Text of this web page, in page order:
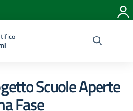
Scuole Aperte
Fase